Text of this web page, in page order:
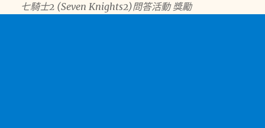
七騎士2 (Seven Knights2)問答活動 獎勵